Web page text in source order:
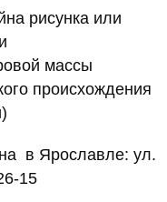
рисунка или
массы
происхождения
в Ярославле: ул.
15